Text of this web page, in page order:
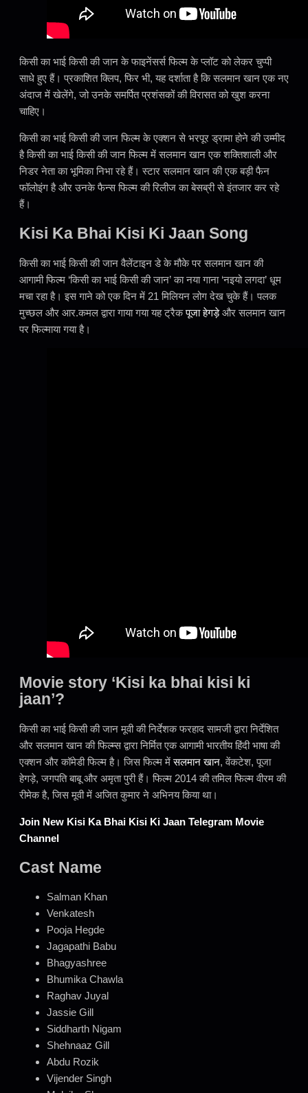
किसी का भाई किसी की जान के फाइनेंसर्स फिल्म के प्लॉट को लेकर चुप्पी
साधे हुए हैं। प्रकाशित क्लिप, फिर भी, यह दर्शाता है कि सलमान खान एक नए
अंदाज में खेलेंगे, जो उनके समर्पित प्रशंसकों की विरासत को खुश करना
चाहिए।
किसी का भाई किसी की जान फिल्म के एक्शन से भरपूर ड्रामा होने की उम्मीद
है किसी का भाई किसी की जान फिल्म में सलमान खान एक शक्तिशाली और
निडर नेता का भूमिका निभा रहे हैं। स्टार सलमान खान की एक बड़ी फैन
फॉलोइंग है और उनके फैन्स फिल्म की रिलीज का बेसब्री से इंतजार कर रहे
हैं।
Kisi Ka Bhai Kisi Ki Jaan Song
किसी का भाई किसी की जान वैलेंटाइन डे के मौके पर सलमान खान की
आगामी फिल्म ‘किसी का भाई किसी की जान’ का नया गाना ‘नइयो लगदा’ धूम
मचा रहा है। इस गाने को एक दिन में 21 मिलियन लोग देख चुके हैं। पलक
मुच्छल और आर.कमल द्वारा गाया गया यह ट्रैकपूजा हेगड़ेऔर सलमान खान
पर फिल्माया गया है।
Movie story ‘Kisi ka bhai kisi ki
jaan’?
किसी का भाई किसी की जान मूवी की निर्देशक फरहाद सामजी द्वारा निर्देशित
और सलमान खान की फिल्म्स द्वारा निर्मित एक आगामी भारतीय हिंदी भाषा की
एक्शन और कॉमेडी फिल्म है। जिस फिल्म मेंसलमान खान, वेंकटेश, पूजा
हेगड़े, जगपति बाबू और अमृता पुरी हैं। फिल्म 2014 की तमिल फिल्म वीरम की
रीमेक है, जिस मूवी में अजित कुमार ने अभिनय किया था।
Join New Kisi Ka Bhai Kisi Ki Jaan Telegram Movie
Channel
Cast Name
Salman Khan
Venkatesh
Pooja Hegde
Jagapathi Babu
Bhagyashree
Bhumika Chawla
Raghav Juyal
Jassie Gill
Siddharth Nigam
Shehnaaz Gill
Abdu Rozik
Vijender Singh